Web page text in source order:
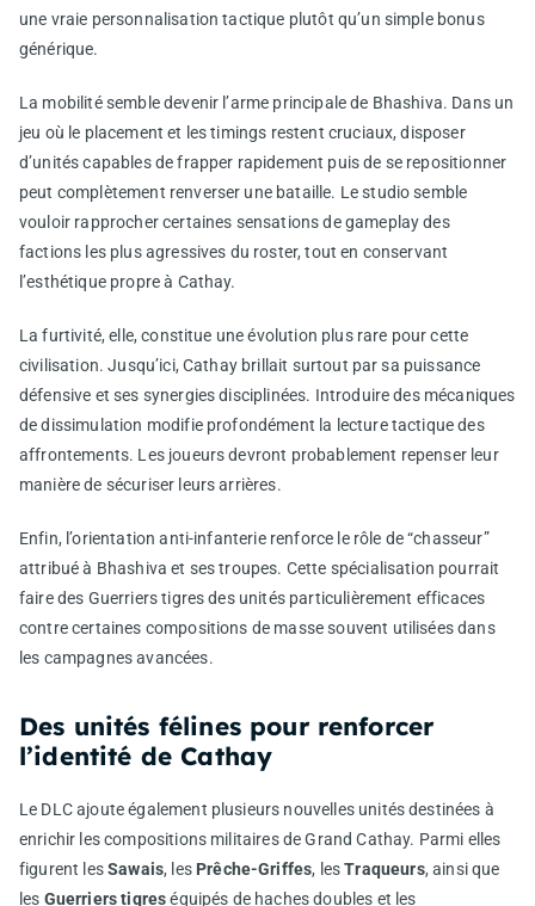
une vraie personnalisation tactique plutôt qu’un simple bonus
générique.
La mobilité semble devenir l’arme principale de Bhashiva. Dans un
jeu où le placement et les timings restent cruciaux, disposer
d’unités capables de frapper rapidement puis de se repositionner
peut complètement renverser une bataille. Le studio semble
vouloir rapprocher certaines sensations de gameplay des
factions les plus agressives du roster, tout en conservant
l’esthétique propre à Cathay.
La furtivité, elle, constitue une évolution plus rare pour cette
civilisation. Jusqu’ici, Cathay brillait surtout par sa puissance
défensive et ses synergies disciplinées. Introduire des mécaniques
de dissimulation modifie profondément la lecture tactique des
affrontements. Les joueurs devront probablement repenser leur
manière de sécuriser leurs arrières.
Enfin, l’orientation anti-infanterie renforce le rôle de “chasseur”
attribué à Bhashiva et ses troupes. Cette spécialisation pourrait
faire des Guerriers tigres des unités particulièrement efficaces
contre certaines compositions de masse souvent utilisées dans
les campagnes avancées.
Des unités félines pour renforcer
l’identité de Cathay
Le DLC ajoute également plusieurs nouvelles unités destinées à
enrichir les compositions militaires de Grand Cathay. Parmi elles
figurent lesSawais, les Prêche-Griffes, lesTraqueurs, ainsi que
les Guerriers tigreséquipés de haches doubles et les